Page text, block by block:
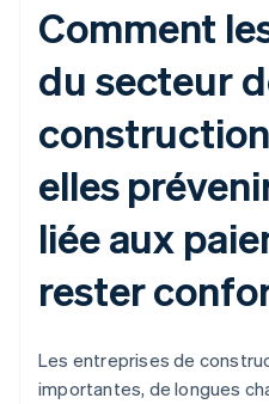
Comment
du secteur
elles
liée aux
rester
Les entreprises de
importantes, de longues